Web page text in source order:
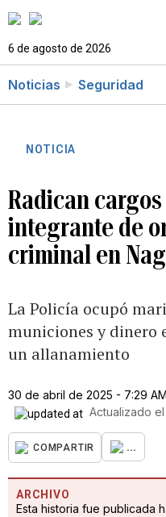
6 de agosto de 2026
Noticias Seguridad
NOTICIA
Radican
integrante de
criminal en
La Policía ocupó
municiones y dinero
un allanamiento
30 de abril de 2025 - 7:29 AM
Actualizado el
COMPARTIR ...
ARCHIVO
Esta historia fue publicada